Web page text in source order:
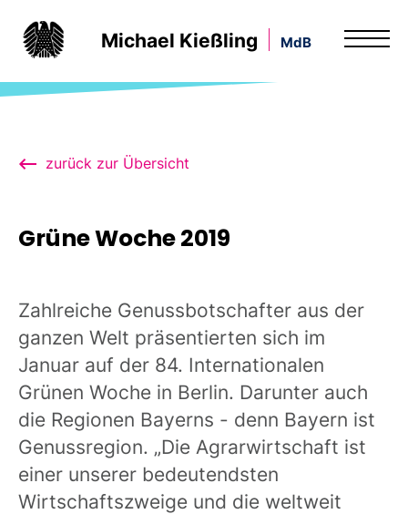
Michael Kießling MdB
zurück zur Übersicht
Grüne Woche 2019
Zahlreiche Genussbotschafter aus der
ganzen Welt präsentierten sich im
Januar auf der 84. Internationalen
Grünen Woche in Berlin. Darunter auch
die Regionen Bayerns - denn Bayern ist
Genussregion. „Die Agrarwirtschaft ist
einer unserer bedeutendsten
Wirtschaftszweige und die weltweit